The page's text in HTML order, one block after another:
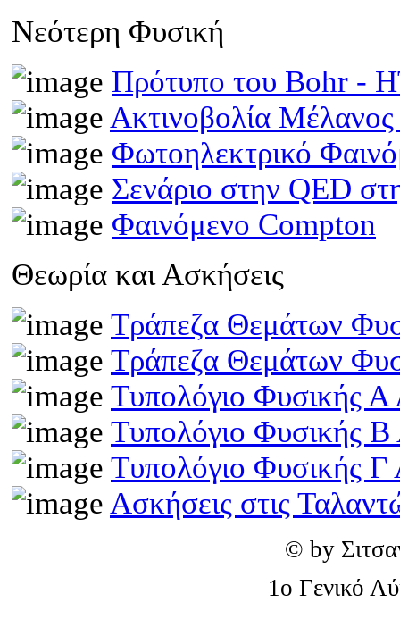
Νεότερη Φυσική
Πρότυπο του Bohr -
Ακτινοβολία
Φωτοηλεκτρικό
Σενάριο στην QED
Φαινόμενο Compton
Θεωρία και Ασκήσεις
Τράπεζα Θεμάτων
Τράπεζα Θεμάτων
Τυπολόγιο Φυσικής Α
Τυπολόγιο Φυσικής Β
Τυπολόγιο Φυσικής Γ
Ασκήσεις στις
© by
1o Γενικό